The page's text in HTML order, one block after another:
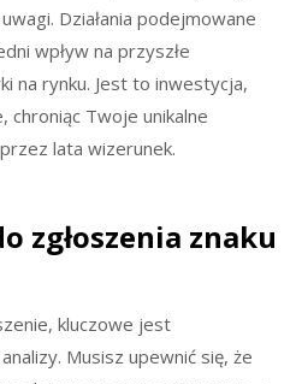
Działania podejmowane
wpływ na przyszłe
na rynku. Jest to inwestycja,
chroniąc Twoje unikalne
lata wizerunek.
zgłoszenia znaku
kluczowe jest
Musisz upewnić się, że